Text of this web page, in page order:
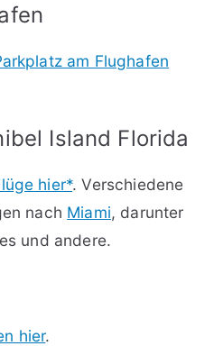
am Flughafen
Island Florida
hier*. Verschiedene
nach Miami, darunter
und andere.
hier.